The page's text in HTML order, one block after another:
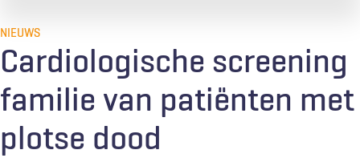
NIEUWS
Cardiologische screening
familie van patiënten met
plotse dood